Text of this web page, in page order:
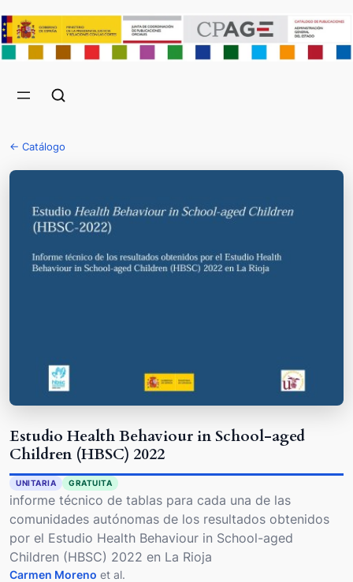
← Catálogo
Estudio Health Behaviour in School-aged
Children (HBSC) 2022
UNITARIA GRATUITA
informe técnico de tablas para cada una de las
comunidades autónomas de los resultados obtenidos
por el Estudio Health Behaviour in School-aged
Children (HBSC) 2022 en La Rioja
Carmen Moreno et al.